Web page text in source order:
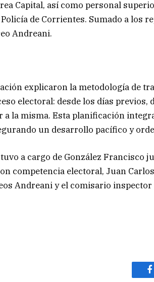
Capital, así como personal
de Corrientes. Sumado a los
Andreani.
explicaron la metodología de
electoral: desde los días
a la misma. Esta planificación
un desarrollo pacífico y
a cargo de González Francisco
competencia electoral, Juan
Andreani y el comisario inspector